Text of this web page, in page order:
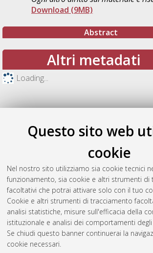
Questo sito web
cookie
Nel nostro sito utilizziamo sia cookie tecnici
funzionamento, sia cookie e altri strumenti di
facoltativi che potrai attivare solo con il tuo
Cookie e altri strumenti di tracciamento
analisi statistiche, misure sull'efficacia della
istituzionale e analisi dei comportamenti
Se chiudi questo banner continuerai la
cookie necessari.
Download (9MB)
Abstract
Altri metadati
Loading...
Gestione del documento:
Atom